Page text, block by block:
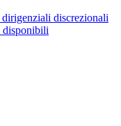
discrezionali
disponibili